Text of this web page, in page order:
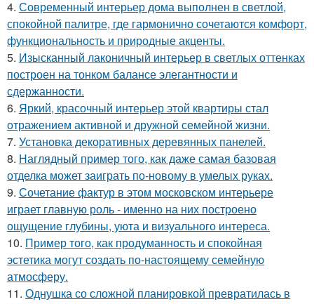
4. Современный интерьер дома выполнен в светлой,
спокойной палитре, где гармонично сочетаются комфорт,
функциональность и природные акценты.
5. Изысканный лаконичный интерьер в светлых оттенках
построен на тонком балансе элегантности и
сдержанности.
6. Яркий, красочный интерьер этой квартиры стал
отражением активной и дружной семейной жизни.
7. Установка декоративных деревянных панелей.
8. Наглядный пример того, как даже самая базовая
отделка может заиграть по-новому в умелых руках.
9. Сочетание фактур в этом московском интерьере
играет главную роль - именно на них построено
ощущение глубины, уюта и визуального интереса.
10. Пример того, как продуманность и спокойная
эстетика могут создать по-настоящему семейную
атмосферу.
11. Однушка со сложной планировкой превратилась в